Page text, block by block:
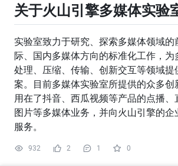
关于火山引擎多媒体实验
实验室致力于研究、探索多媒体领域的
际、国内多媒体方向的标准化工作，为
处理、压缩、传输、创新交互等领域提
案。目前多媒体实验室所提供的众多创
用在了抖音、西瓜视频等产品的点播、
图片等多媒体业务，并向火山引擎的
服务。
932 2 1 0